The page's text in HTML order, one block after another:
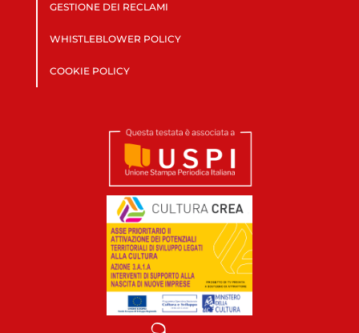
GESTIONE DEI RECLAMI
WHISTLEBLOWER POLICY
COOKIE POLICY